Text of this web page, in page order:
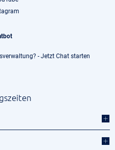
- Jetzt Chat starten